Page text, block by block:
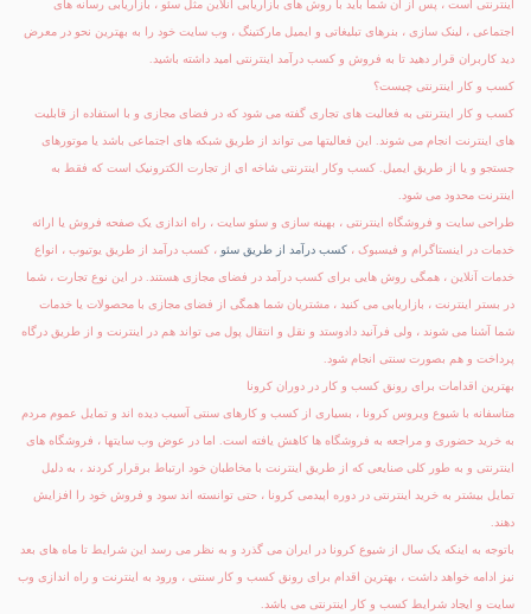
اینترنتی است ، پس از آن شما باید با روش های بازاریابی آنلاین مثل سئو ، بازاریابی رسانه های
اجتماعی ، لینک سازی ، بنرهای تبلیغاتی و ایمیل مارکتینگ ، وب سایت خود را به بهترین نحو در معرض
دید کاربران قرار دهید تا به فروش و کسب درآمد اینترنتی امید داشته باشید.
کسب و کار اینترنتی چیست؟
کسب و کار اینترنتی به فعالیت های تجاری گفته می شود که در فضای مجازی و با استفاده از قابلیت
های اینترنت انجام می شوند. این فعالیتها می تواند از طریق شبکه های اجتماعی باشد یا موتورهای
جستجو و یا از طریق ایمیل. کسب وکار اینترنتی شاخه ای از تجارت الکترونیک است که فقط به
اینترنت محدود می شود.
طراحی سایت و فروشگاه اینترنتی ، بهینه سازی و سئو سایت ، راه اندازی یک صفحه فروش یا ارائه
خدمات در اینستاگرام و فیسبوک ،کسب درآمد از طریق سئو ، کسب درآمد از طریق یوتیوب ، انواع
خدمات آنلاین ، همگی روش هایی برای کسب درآمد در فضای مجازی هستند. در این نوع تجارت ، شما
در بستر اینترنت ، بازاریابی می کنید ، مشتریان شما همگی از فضای مجازی با محصولات یا خدمات
شما آشنا می شوند ، ولی فرآنید دادوستد و نقل و انتقال پول می تواند هم در اینترنت و از طریق درگاه
پرداخت و هم بصورت سنتی انجام شود.
بهترین اقدامات برای رونق کسب و کار در دوران کرونا
متاسفانه با شیوع ویروس کرونا ، بسیاری از کسب و کارهای سنتی آسیب دیده اند و تمایل عموم مردم
به خرید حضوری و مراجعه به فروشگاه ها کاهش یافته است. اما در عوض وب سایتها ، فروشگاه های
اینترنتی و به طور کلی صنایعی که از طریق اینترنت با مخاطبان خود ارتباط برقرار کردند ، به دلیل
تمایل بیشتر به خرید اینترنتی در دوره اپیدمی کرونا ، حتی توانسته اند سود و فروش خود را افزایش
دهند.
باتوجه به اینکه یک سال از شیوع کرونا در ایران می گذرد و به نظر می رسد این شرایط تا ماه های بعد
نیز ادامه خواهد داشت ، بهترین اقدام برای رونق کسب و کار سنتی ، ورود به اینترنت و راه اندازی وب
سایت و ایجاد شرایط کسب و کار اینترنتی می باشد.